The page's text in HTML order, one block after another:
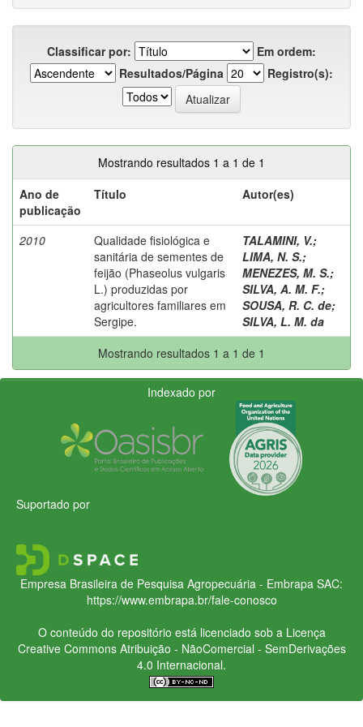
Classificar por:
Em ordem:
Resultados/Página
Registro(s):
Mostrando resultados 1 a 1 de 1
Ano de
publicação
Título Autor(es)
2010
Qualidade fisiológica e
sanitária de sementes de
feijão (Phaseolus vulgaris
L.) produzidas por
agricultores familiares em
Sergipe.
TALAMINI, V.;
LIMA, N. S.;
MENEZES, M. S.;
SILVA, A. M. F.;
SOUSA, R. C. de;
SILVA, L. M. da
Mostrando resultados 1 a 1 de 1
Indexado por
Suportado por
Empresa Brasileira de Pesquisa Agropecuária - Embrapa SAC:
https://www.embrapa.br/fale-conosco
O conteúdo do repositório está licenciado sob a Licença
Creative CommonsAtribuição - NãoComercial - SemDerivações
4.0 Internacional.